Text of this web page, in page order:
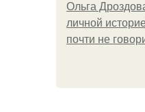
Ольга
личной
почти не